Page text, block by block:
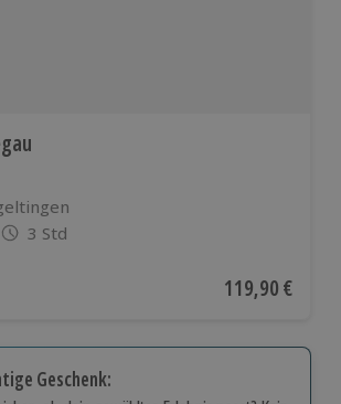
3 Std
Aktueller Preis
119,90 €
Geschenk: